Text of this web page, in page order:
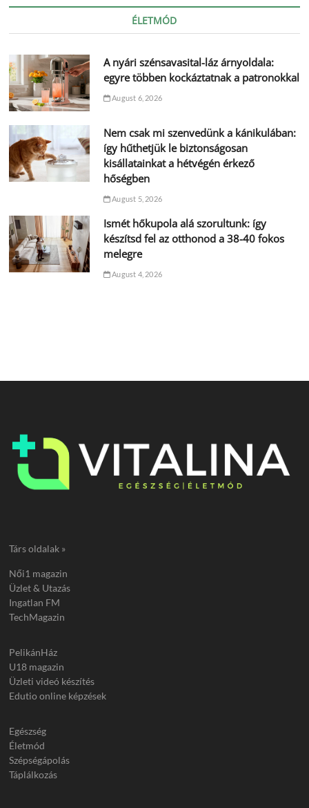
ÉLETMÓD
A nyári szénsavasital-láz árnyoldala:
egyre többen kockáztatnak a patronokkal
August 6, 2026
Nem csak mi szenvedünk a kánikulában:
így hűthetjük le biztonságosan
kisállatainkat a hétvégén érkező
hőségben
August 5, 2026
Ismét hőkupola alá szorultunk: így
készítsd fel az otthonod a 38-40 fokos
melegre
August 4, 2026
Társ oldalak »
Női1 magazin
Üzlet & Utazás
Ingatlan FM
TechMagazin
PelikánHáz
U18 magazin
Üzleti videó készítés
Edutio online képzések
Egészség
Életmód
Szépségápolás
Táplálkozás